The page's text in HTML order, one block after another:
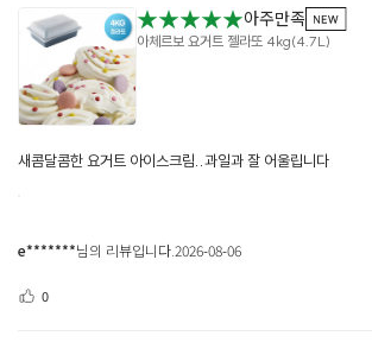
★★★★★아주만족
아체르보 요거트 젤라또 4kg(4.7L)
새콤달콤한 요거트 아이스크림..과일과 잘 어울립니다
e*******님의 리뷰입니다.2026-08-06
0